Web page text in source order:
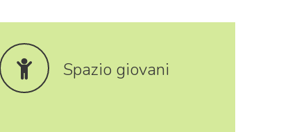
Spazio giovani